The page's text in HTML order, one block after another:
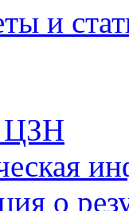
и
ЦЗН
о